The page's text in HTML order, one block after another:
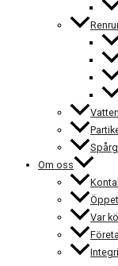
Om oss
Var